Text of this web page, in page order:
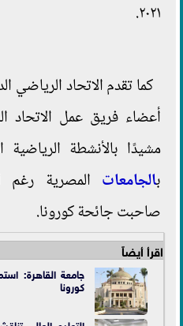
٢٠٢١.
كما تقدم الاتحاد الرياضي
أعضاء فريق عمل الاتحاد
مشيدًا بالأنشطة الرياضية
بالجامعات المصرية رغم
صاحبت جائحة كورونا.
اقرأ أيضاً
جامعة القاهرة:
كورونا